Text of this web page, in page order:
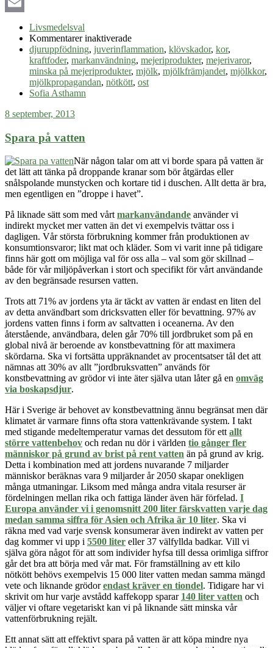
Livsmedelsval
Kommentarer inaktiveradeför
Mindre
mejeriprodukter
djuruppfödning, juverinflammation, klövskador, kor,
kraftfoder, markanvändning, mejeriprodukter, mejerivaror,
minska på mejeriprodukter, mjölk, mjölkfrämjandet, mjölkkor,
mjölkpropagandan, nötkött, ost
Sofia Asthamn
8 september, 2013
Spara på vatten
När någon talar om att vi borde spara på vatten är
det lätt att tänka på droppande kranar som bör åtgärdas eller
snålspolande munstycken och kortare tid i duschen. Allt detta är bra,
men egentligen en ”droppe i havet”.
På liknade sätt som med vårt markanvändande använder vi
indirekt mycket mer vatten än det vi exempelvis tvättar oss i
dagligen. Vår största förbrukning kommer från produktionen av
konsumtionsvaror; likt mat och kläder. Som vi varit inne på tidigare
finns här gott om möjliga val för oss alla – val som gör skillnad –
både för vår miljöpåverkan i stort och specifikt för vårt användande
av den begränsade resursen vatten.
Trots att 71% av jordens yta är täckt av vatten är endast en liten del
av detta användbart som dricksvatten eller för bevattning. 97% av
jordens vatten finns i form av saltvatten i oceanerna. Av den
återstående, användbara, delen går 70% till jordbruket som på en
global nivå är beroende av konstbevattning för att maximera
skördarna. Ska vi fortsätta uppräknandet av procentsatser tål det att
nämnas att 30% av allt ”jordbruksvatten” används för
konstbevattning av grödor vi inte äter själva utan låter gå en omväg
via boskapsdjur.
Här i Sverige är behovet av konstbevattning ännu begränsat men där
klimatet är varmare finns ofta stora vattenkrävande system. I takt
med stigande medeltemperatur varnas det dessutom för ett allt
större vattenbehov och redan nu dör i världen tio gånger fler
människor på grund av brist på rent vatten än på grund av krig.
Detta i kombination med att jordens nuvarande 7 miljarder
människor beräknas vara 9 miljarder år 2050 skapar onekligen
många utmaningar. Liksom med många andra vitala resurser är
fördelningen mellan rika och fattiga länder även här förfelad. I
Europa använder vi i genomsnitt 200 liter färskvatten varje dag
medan samma siffra för Asien och Afrika är 10 liter. Ska vi
räkna med vad varje svensk konsumerar även indirekt av vatten per
dag kommer vi upp i 5500 liter eller 37 välfyllda badkar. Vill vi
själva göra något för att som individer hyfsa till dessa orimliga siffror
går det bra att börja med vår mat. För framställning av ett kilo
nötkött behövs exempelvis 15 000 liter vatten medan samma mängd
vete och liknande grödorendast kräver en tiondel. Tidigare har vi
skrivit om hur varje avstådd kaffekopp sparar 140 liter vatten och
väljer vi oftare vegetariskt kan vi på liknande sätt minska vår
vattenförbrukning rejält.
Ett annat sätt att effektivt spara på vatten är att köpa mindre nya